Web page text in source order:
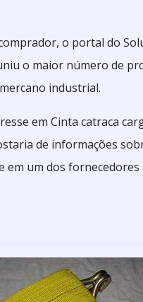
o portal do
o maior número de
industrial.
em Cinta catraca
de informações
em um dos fornecedores